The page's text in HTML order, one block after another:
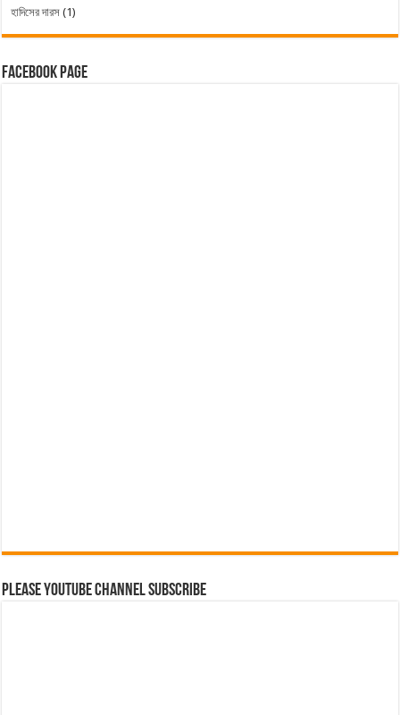
হাদিসের দারস (1)
Facebook Page
Please Youtube Channel Subscribe